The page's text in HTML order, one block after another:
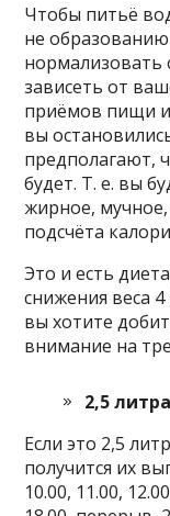
Чтобы питьё
не образованию
зависеть от
приёмов пищи
вы
предполагают,
будет. Т. е. вы
жирное, мучное,
подсчёта
Это и есть
снижения веса
вы хотите
внимание на
2,5 литра
Если это 2,5
получится их
10.00, 11.00,